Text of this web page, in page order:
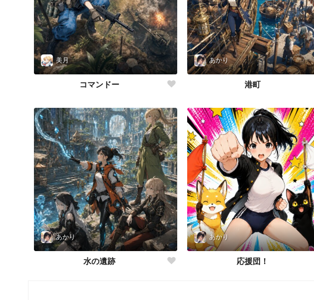
美月
コマンドー
あかり
港町
あかり
水の遺跡
あかり
応援団！